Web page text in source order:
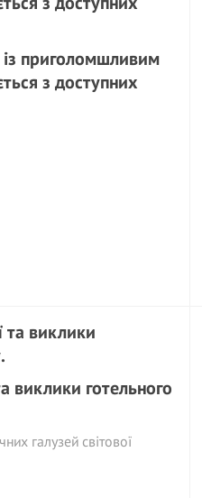
із приголомшливим
з доступних
виклики готельного
галузей світової